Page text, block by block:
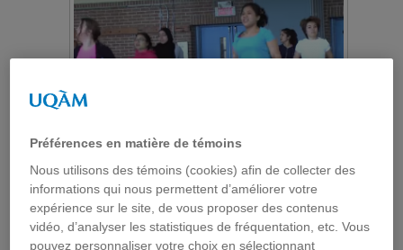
des trois orientations privilégiées par
Forme(QEF) pour agir en faveur de l’adoption et du
maintien d’un mode de vie physiquement actif et
Préférences en matière de témoins
Nous utilisons des témoins (cookies) afin de collecter des
informations qui nous permettent d’améliorer votre
expérience sur le site, de vous proposer des contenus
vidéo, d’analyser les statistiques de fréquentation, etc. Vous
pouvez personnaliser votre choix en sélectionnant